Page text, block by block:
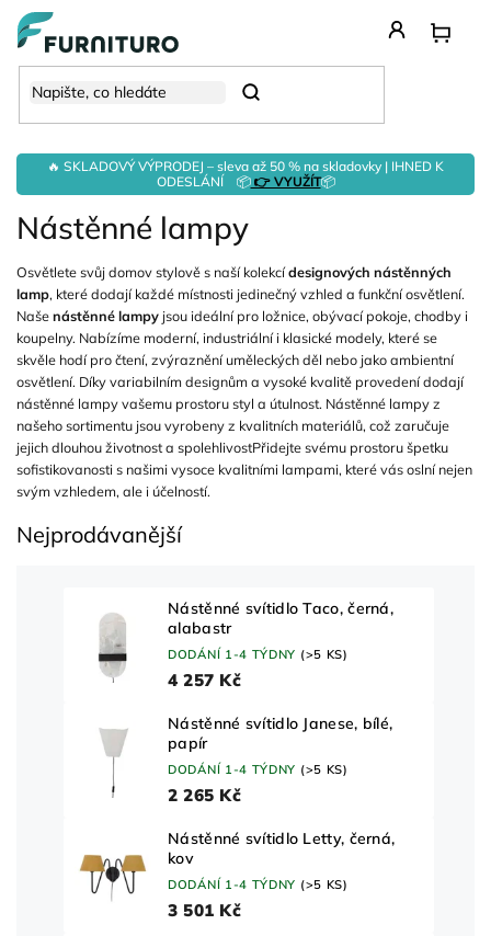
Přejít
obsah
🔥 SKLADOVÝ VÝPRODEJ – sleva až 50 % na skladovky | IHNED K
ODESLÁNÍ 📦👉 VYUŽÍT📦
Hledat
Nástěnné lampy
Osvětlete svůj domov stylově s naší kolekcídesignových nástěnných
lamp, které dodají každé místnosti jedinečný vzhled a funkční osvětlení.
Našenástěnné lampy jsou ideální pro ložnice, obývací pokoje, chodby i
koupelny. Nabízíme moderní, industriální i klasické modely, které se
skvěle hodí pro čtení, zvýraznění uměleckých děl nebo jako ambientní
osvětlení. Díky variabilním designům a vysoké kvalitě provedení dodají
nástěnné lampy vašemu prostoru styl a útulnost. Nástěnné lampy z
našeho sortimentu jsou vyrobeny z kvalitních materiálů, což zaručuje
jejich dlouhou životnost a spolehlivostPřidejte svému prostoru špetku
sofistikovanosti s našimi vysoce kvalitními lampami, které vás oslní nejen
svým vzhledem, ale i účelností.
Nejprodávanější
Nástěnné svítidlo Taco, černá,
alabastr
DODÁNÍ 1-4 TÝDNY (>5 KS)
4 257 Kč
Nástěnné svítidlo Janese, bílé,
papír
DODÁNÍ 1-4 TÝDNY (>5 KS)
2 265 Kč
Nástěnné svítidlo Letty, černá,
kov
DODÁNÍ 1-4 TÝDNY (>5 KS)
3 501 Kč